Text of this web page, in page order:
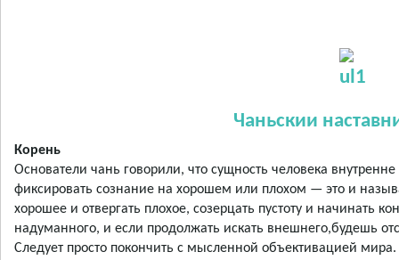
Чаньскии
Корень
Основатели чань говорили, что сущность человека
фиксировать сознание на хорошем или плохом — это и
хорошее и отвергать плохое, созерцать пустоту и начинать
надуманного, и если продолжать искать внешнего,будешь
Следует просто покончить с мысленной объективацией